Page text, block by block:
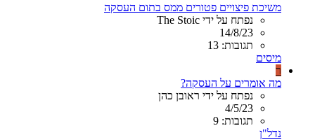
משיכת פיצויים פטורים ממס בתום העסקה
נפתח על ידי The Stoic
14/8/23
תגובות: 13
מיסים
ר
מה אומרים על העסקה?
נפתח על ידי ראובן כהן
4/5/23
תגובות: 9
נדל"ן